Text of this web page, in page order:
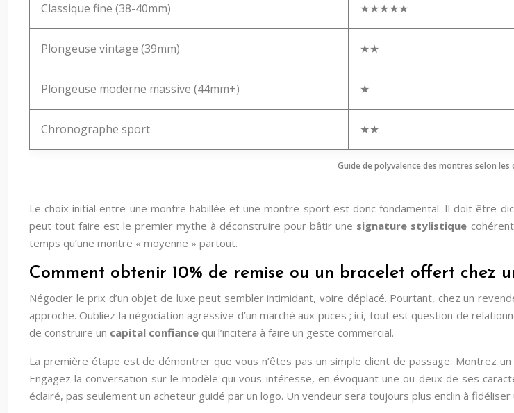
Guide de polyvalence des montres selon
Classique fine (38-40mm) ★★★★★
Plongeuse vintage (39mm) ★★
Plongeuse moderne massive (44mm+) ★
Chronographe sport ★★
Le choix initial entre une montre habillée et une montre sport est donc fondamental. Il doit être
peut tout faire est le premier mythe à déconstruire pour bâtir une signature stylistique
temps qu’une montre « moyenne » partout.
Comment obtenir 10% de remise ou un bracelet offert chez
Négocier le prix d’un objet de luxe peut sembler intimidant, voire déplacé. Pourtant, chez un
approche. Oubliez la négociation agressive d’un marché aux puces ; ici, tout est question de
de construire un capital confiance qui l’incitera à faire un geste commercial.
La première étape est de démontrer que vous n’êtes pas un simple client de passage. Montrez
Engagez la conversation sur le modèle qui vous intéresse, en évoquant une ou deux de ses
éclairé, pas seulement un acheteur guidé par un logo. Un vendeur sera toujours plus enclin à fidéliser